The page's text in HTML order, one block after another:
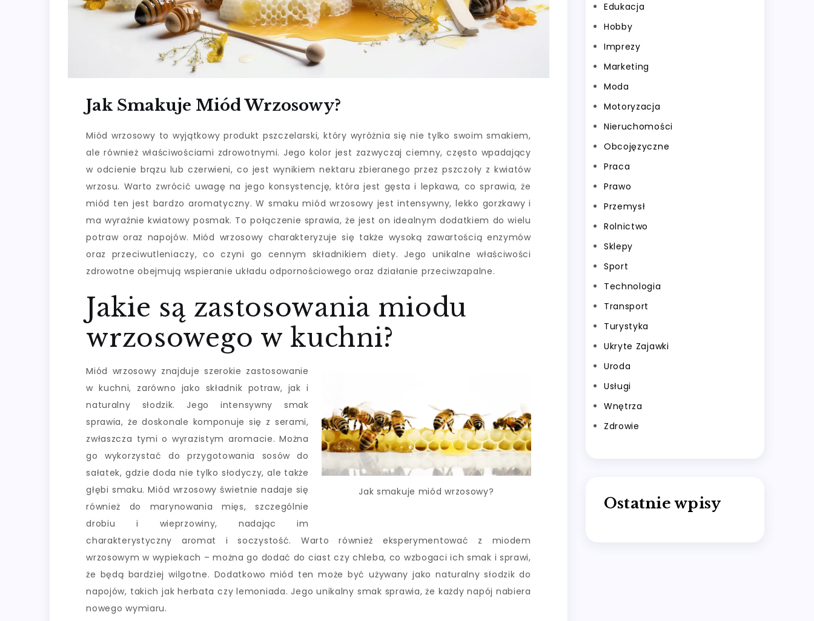
Jak Smakuje Miód Wrzosowy?
Miód wrzosowy to wyjątkowy produkt pszczelarski, który wyróżnia się nie tylko swoim smakiem,
ale również właściwościami zdrowotnymi. Jego kolor jest zazwyczaj ciemny, często wpadający
w odcienie brązu lub czerwieni, co jest wynikiem nektaru zbieranego przez pszczoły z kwiatów
wrzosu. Warto zwrócić uwagę na jego konsystencję, która jest gęsta i lepkawa, co sprawia, że
miód ten jest bardzo aromatyczny. W smaku miód wrzosowy jest intensywny, lekko gorzkawy i
ma wyraźnie kwiatowy posmak. To połączenie sprawia, że jest on idealnym dodatkiem do wielu
potraw oraz napojów. Miód wrzosowy charakteryzuje się także wysoką zawartością enzymów
oraz przeciwutleniaczy, co czyni go cennym składnikiem diety. Jego unikalne właściwości
zdrowotne obejmują wspieranie układu odpornościowego oraz działanie przeciwzapalne.
Jakie są zastosowania miodu
wrzosowego w kuchni?
Jak smakuje miód wrzosowy?
Miód wrzosowy znajduje szerokie zastosowanie
w kuchni, zarówno jako składnik potraw, jak i
naturalny słodzik. Jego intensywny smak
sprawia, że doskonale komponuje się z serami,
zwłaszcza tymi o wyrazistym aromacie. Można
go wykorzystać do przygotowania sosów do
sałatek, gdzie doda nie tylko słodyczy, ale także
głębi smaku. Miód wrzosowy świetnie nadaje się
również do marynowania mięs, szczególnie
drobiu i wieprzowiny, nadając im
charakterystyczny aromat i soczystość. Warto również eksperymentować z miodem
wrzosowym w wypiekach – można go dodać do ciast czy chleba, co wzbogaci ich smak i sprawi,
że będą bardziej wilgotne. Dodatkowo miód ten może być używany jako naturalny słodzik do
napojów, takich jak herbata czy lemoniada. Jego unikalny smak sprawia, że każdy napój nabiera
nowego wymiaru.
Edukacja
Hobby
Imprezy
Marketing
Moda
Motoryzacja
Nieruchomości
Obcojęzyczne
Praca
Prawo
Przemysł
Rolnictwo
Sklepy
Sport
Technologia
Transport
Turystyka
Ukryte Zajawki
Uroda
Usługi
Wnętrza
Zdrowie
Ostatnie wpisy